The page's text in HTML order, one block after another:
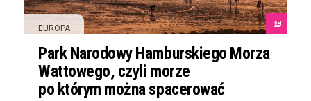
EUROPA
Park Narodowy Hamburskiego Morza
Wattowego, czyli morze
po którym można spacerować